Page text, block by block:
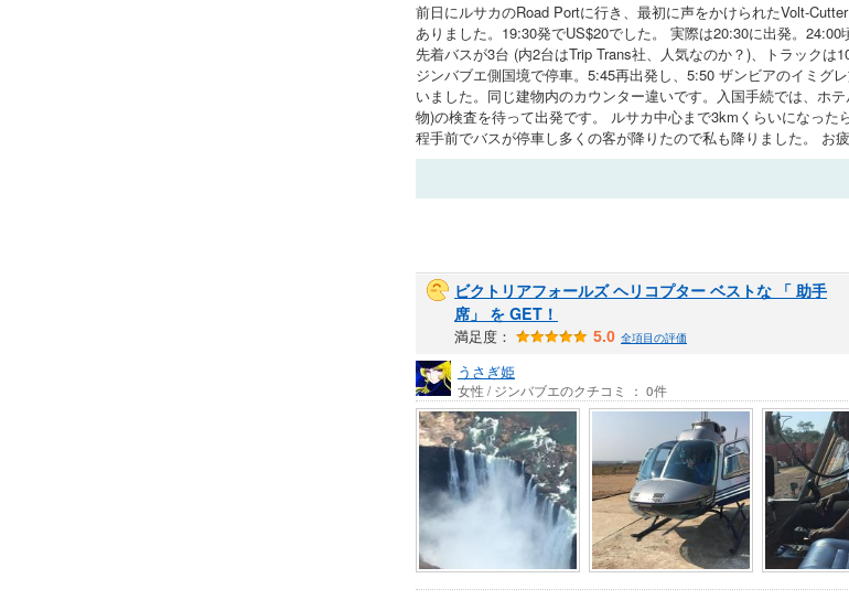
前日にルサカのRoad Portに行き、最初に声をかけられたVolt-
ありました。19:30発でUS$20でした。 実際は20:30に出発。
先着バスが3台 (内2台はTrip Trans社、人気なのか？)、トラック
ジンバブエ側国境で停車。5:45再出発し、5:50 ザンビアのイミグ
いました。同じ建物内のカウンター違いです。入国手続では、ホ
物)の検査を待って出発です。 ルサカ中心まで3kmくらいになっ
程手前でバスが停車し多くの客が降りたので私も降りました。 お
ビクトリアフォールズ ヘリコプター ベストな 「 助手
席」 を GET！
満足度： 5.0 全項目の評価
うさぎ姫
女性 / ジンバブエのクチコミ ： 0件